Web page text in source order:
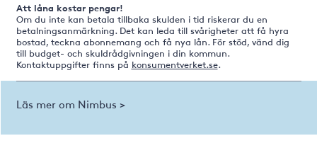
Att låna kostar pengar!
Om du inte kan betala tillbaka skulden i tid riskerar du en
betalningsanmärkning. Det kan leda till svårigheter att få hyra
bostad, teckna abonnemang och få nya lån. För stöd, vänd dig
till budget- och skuldrådgivningen i din kommun.
Kontaktuppgifter finns på konsumentverket.se.
Läs mer om Nimbus >